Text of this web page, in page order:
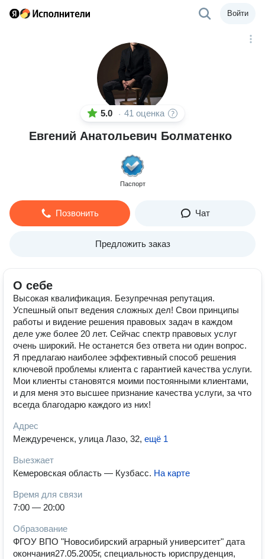
Войти
5.0 · 41 оценка
Евгений Анатольевич Болматенко
Паспорт
Позвонить Чат
Предложить заказ
О себе
Высокая квалификация. Безупречная репутация.
Успешный опыт ведения сложных дел! Свои принципы
работы и видение решения правовых задач в каждом
деле уже более 20 лет. Сейчас спектр правовых услуг
очень широкий. Не останется без ответа ни один вопрос.
Я предлагаю наиболее эффективный способ решения
ключевой проблемы клиента с гарантией качества услуги.
Мои клиенты становятся моими постоянными клиентами,
и для меня это высшее признание качества услуги, за что
всегда благодарю каждого из них!
Адрес
Междуреченск, улица Лазо, 32, ещё 1
Выезжает
Кемеровская область — Кузбасс. На карте
Время для связи
7:00 — 20:00
Образование
ФГОУ ВПО "Новосибирский аграрный университет" дата
окончания27.05.2005г, специальность юриспруденция,